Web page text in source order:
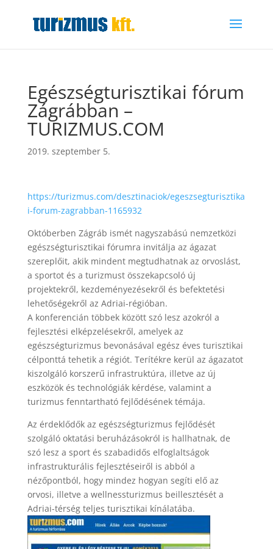
Egészségturisztikai fórum
Zágrábban –
TURIZMUS.COM
2019. szeptember 5.
https://turizmus.com/desztinaciok/egeszsegturisztika
i-forum-zagrabban-1165932
Októberben Zágráb ismét nagyszabású nemzetközi
egészségturisztikai fórumra invitálja az ágazat
szereplőit, akik mindent megtudhatnak az orvoslást,
a sportot és a turizmust összekapcsoló új
projektekről, kezdeményezésekről és befektetési
lehetőségekről az Adriai-régióban.
A konferencián többek között szó lesz azokról a
fejlesztési elképzelésekről, amelyek az
egészségturizmus bevonásával egész éves turisztikai
célponttá tehetik a régiót. Terítékre kerül az ágazatot
kiszolgáló korszerű infrastruktúra, illetve az új
eszközök és technológiák kérdése, valamint a
turizmus fenntartható fejlődésének témája.
Az érdeklődők az egészségturizmus fejlődését
szolgáló oktatási beruházásokról is hallhatnak, de
szó lesz a sport és szabadidős elfoglaltságok
infrastrukturális fejlesztéseiről is abból a
nézőpontból, hogy mindez hogyan segíti elő az
orvosi, illetve a wellnessturizmus beillesztését a
Adriai-térség teljes turisztikai kínálatába.